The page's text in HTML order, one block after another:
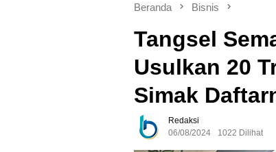
Beranda Bisnis
Tangsel
Usulkan 20
Simak
Redaksi
06/08/2024
1022 Dilihat